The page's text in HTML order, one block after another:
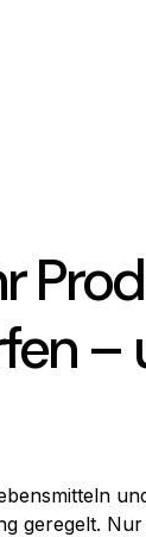
–
geregelt.